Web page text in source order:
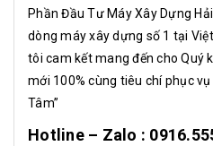
Phần Đầu Tư Máy Xây Dựng
dòng máy xây dựng số 1 tại
tôi cam kết mang đến cho Quý
mới 100% cùng tiêu chí phục
Tâm”
Hotline – Zalo :